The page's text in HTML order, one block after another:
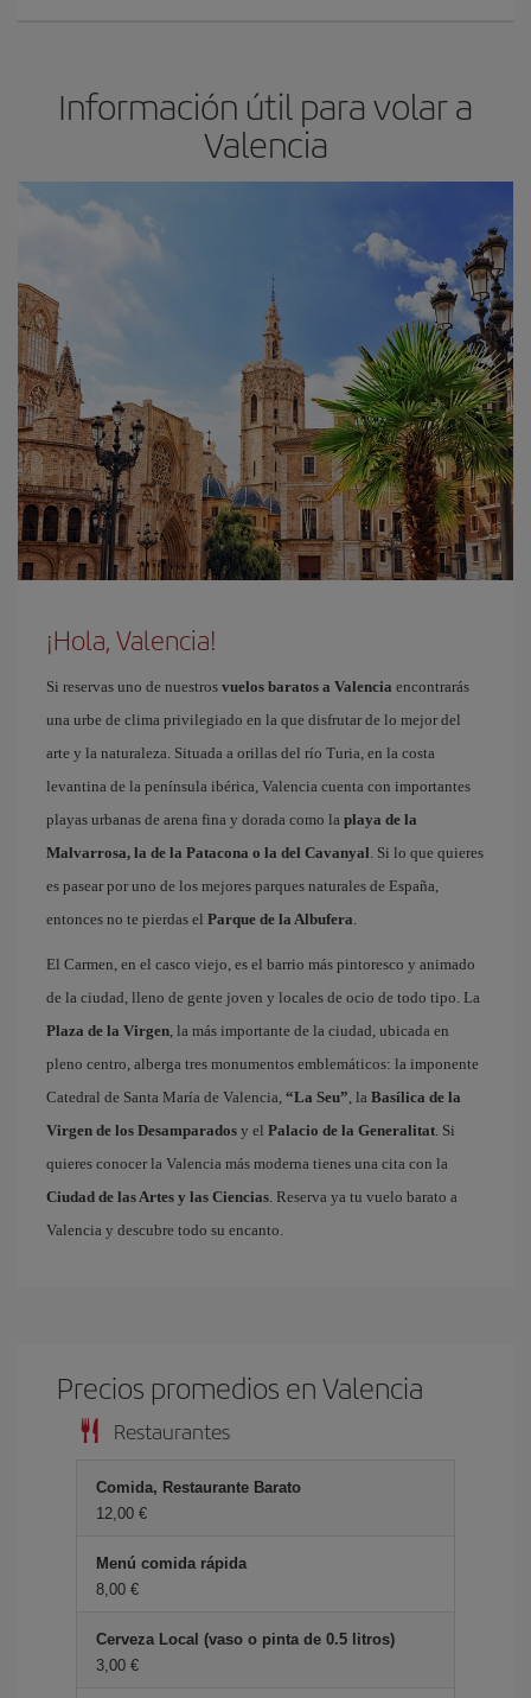
Información útil para volar a
Valencia
¡Hola, Valencia!
Si reservas uno de nuestros vuelos baratos a Valencia encontrarás
una urbe de clima privilegiado en la que disfrutar de lo mejor del
arte y la naturaleza. Situada a orillas del río Turia, en la costa
levantina de la península ibérica, Valencia cuenta con importantes
playas urbanas de arena fina y dorada como la playa de la
Malvarrosa, la de la Patacona o la del Cavanyal. Si lo que quieres
es pasear por uno de los mejores parques naturales de España,
entonces no te pierdas el Parque de la Albufera.
El Carmen, en el casco viejo, es el barrio más pintoresco y animado
de la ciudad, lleno de gente joven y locales de ocio de todo tipo. La
Plaza de la Virgen, la más importante de la ciudad, ubicada en
pleno centro, alberga tres monumentos emblemáticos: la imponente
Catedral de Santa María de Valencia, “La Seu”, la Basílica de la
Virgen de los Desamparados y el Palacio de la Generalitat. Si
quieres conocer la Valencia más moderna tienes una cita con la
Ciudad de las Artes y las Ciencias. Reserva ya tu vuelo barato a
Valencia y descubre todo su encanto.
Precios promedios en Valencia
Restaurantes
Comida, Restaurante Barato
12,00 €
Menú comida rápida
8,00 €
Cerveza Local (vaso o pinta de 0.5 litros)
3,00 €